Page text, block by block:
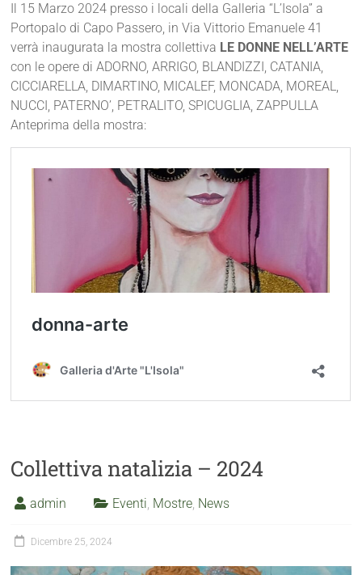
Il 15 Marzo 2024 presso i locali della Galleria “L’Isola” a
Portopalo di Capo Passero, in Via Vittorio Emanuele 41
verrà inaugurata la mostra collettiva LE DONNE NELL’ARTE
con le opere di ADORNO, ARRIGO, BLANDIZZI, CATANIA,
CICCIARELLA, DIMARTINO, MICALEF, MONCADA, MOREAL,
NUCCI, PATERNO’, PETRALITO, SPICUGLIA, ZAPPULLA
Anteprima della mostra:
Collettiva natalizia – 2024
admin Eventi, Mostre, News
Dicembre 25, 2024